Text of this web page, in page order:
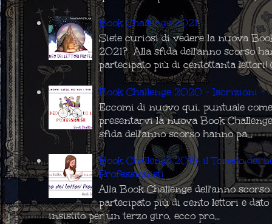
Book Challenge 2021
Siete curiosi di vedere la nuova
2021? Alla sfida dell'anno scorso
partecipato più di centottanta lettori!
Book Challenge 2020 - Iscrizioni -
Eccomi di nuovo qui, puntuale
presentarvi la nuova Book
sfida dell'anno scorso hanno pa...
Book Challenge 2019: il Torneo dei
Professionisti
Alla Book Challenge dell'anno
partecipato più di cento lettori e
insistito per un terzo giro, ecco pro...